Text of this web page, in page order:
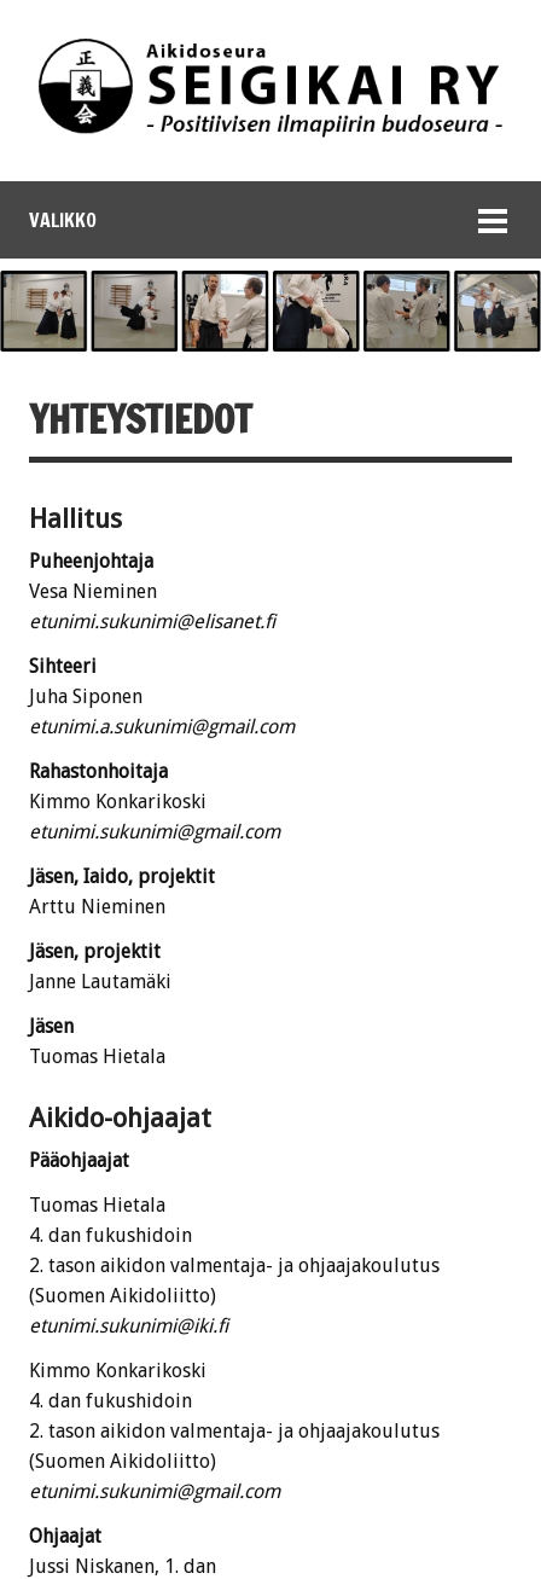
VALIKKO
YHTEYSTIEDOT
Hallitus
Puheenjohtaja
Vesa Nieminen
etunimi.sukunimi@elisanet.fi
Sihteeri
Juha Siponen
etunimi.a.sukunimi@gmail.com
Rahastonhoitaja
Kimmo Konkarikoski
etunimi.sukunimi@gmail.com
Jäsen, Iaido, projektit
Arttu Nieminen
Jäsen, projektit
Janne Lautamäki
Jäsen
Tuomas Hietala
Aikido-ohjaajat
Pääohjaajat
Tuomas Hietala
4. dan fukushidoin
2. tason aikidon valmentaja- ja ohjaajakoulutus
(Suomen Aikidoliitto)
etunimi.sukunimi@iki.fi
Kimmo Konkarikoski
4. dan fukushidoin
2. tason aikidon valmentaja- ja ohjaajakoulutus
(Suomen Aikidoliitto)
etunimi.sukunimi@gmail.com
Ohjaajat
Jussi Niskanen, 1. dan